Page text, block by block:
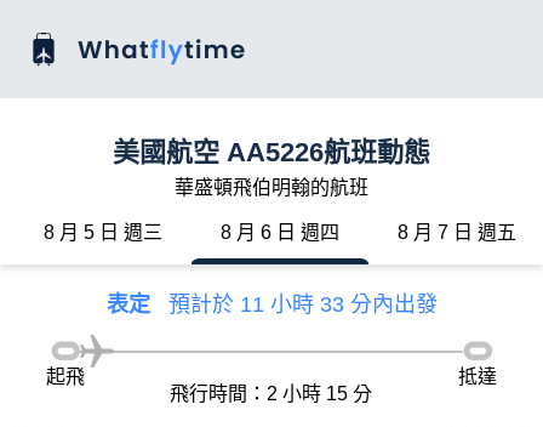
美國航空 AA5226航班動態
華盛頓飛伯明翰的航班
8 月 5 日 週三 8 月 6 日 週四 8 月 7 日 週五
表定 預計於 11 小時 33 分內出發
起飛
飛行時間：2 小時 15 分
抵達